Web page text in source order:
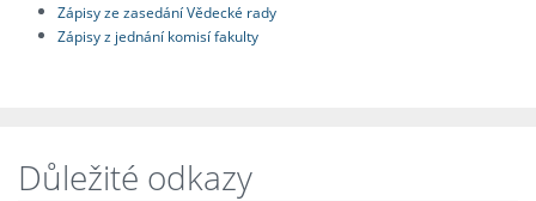
Zápisy ze zasedání Vědecké rady
Zápisy z jednání komisí fakulty
Důležité odkazy